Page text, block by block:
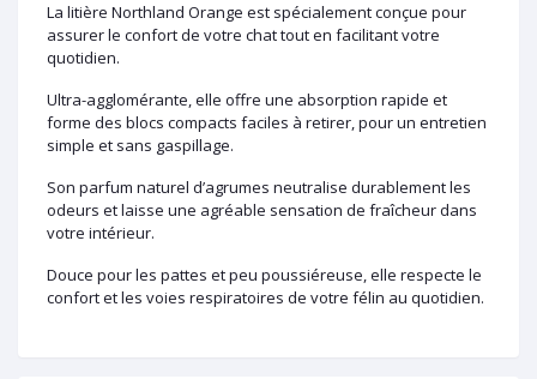
La litière Northland Orange est spécialement conçue pour
assurer le confort de votre chat tout en facilitant votre
quotidien.
Ultra-agglomérante, elle offre une absorption rapide et
forme des blocs compacts faciles à retirer, pour un entretien
simple et sans gaspillage.
Son parfum naturel d’agrumes neutralise durablement les
odeurs et laisse une agréable sensation de fraîcheur dans
votre intérieur.
Douce pour les pattes et peu poussiéreuse, elle respecte le
confort et les voies respiratoires de votre félin au quotidien.